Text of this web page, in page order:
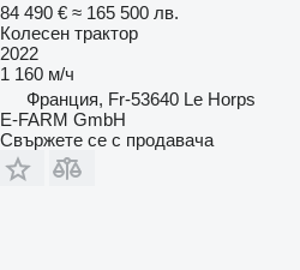
84 490 € ≈ 165 500 лв.
Колесен трактор
2022
1 160 м/ч
Франция, Fr-53640 Le Horps
E-FARM GmbH
Свържете се с продавача